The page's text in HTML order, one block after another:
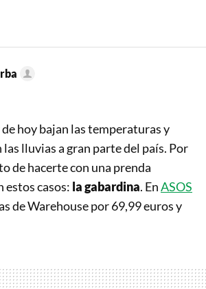
hoy bajan las temperaturas y
lluvias a gran parte del país. Por
de hacerte con una prenda
estos casos: la gabardina. EnASOS
de Warehouse por 69,99 euros y